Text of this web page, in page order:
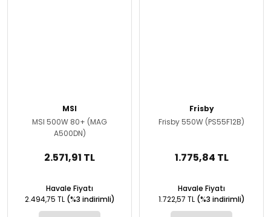
MSI
MSI 500W 80+ (MAG
A500DN)
2.571,91 TL
Havale Fiyatı
2.494,75 TL (%3 indirimli)
Frisby
Frisby 550W (PS55F12B)
1.775,84 TL
Havale Fiyatı
1.722,57 TL (%3 indirimli)